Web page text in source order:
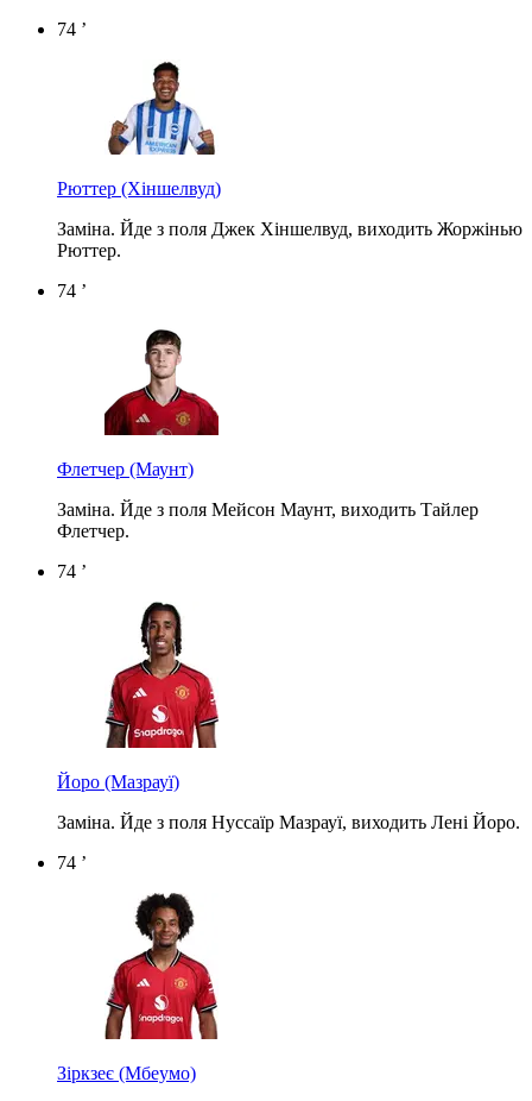
74 ’
Рюттер (Хіншелвуд)
Заміна. Йде з поля Джек Хіншелвуд, виходить Жоржінью
Рюттер.
74 ’
Флетчер (Маунт)
Заміна. Йде з поля Мейсон Маунт, виходить Тайлер
Флетчер.
74 ’
Йоро (Мазрауї)
Заміна. Йде з поля Нуссаїр Мазрауї, виходить Лені Йоро.
74 ’
Зіркзеє (Мбеумо)